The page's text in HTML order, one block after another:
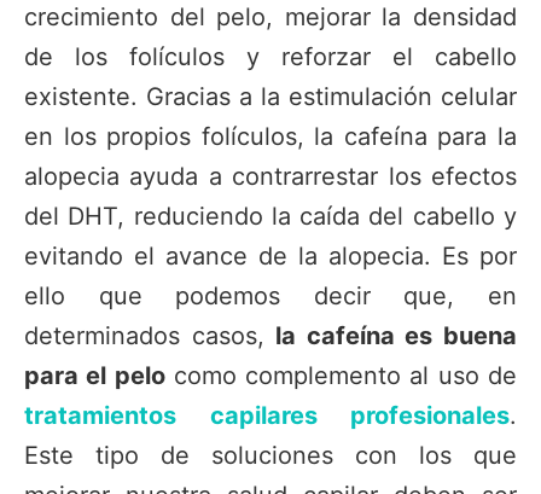
crecimiento del pelo, mejorar la densidad
de los folículos y reforzar el cabello
existente. Gracias a la estimulación celular
en los propios folículos, la cafeína para la
alopecia ayuda a contrarrestar los efectos
del DHT, reduciendo la caída del cabello y
evitando el avance de la alopecia. Es por
ello que podemos decir que, en
determinados casos, la cafeína es buena
para el pelocomo complemento al uso de
tratamientos capilares profesionales.
Este tipo de soluciones con los que